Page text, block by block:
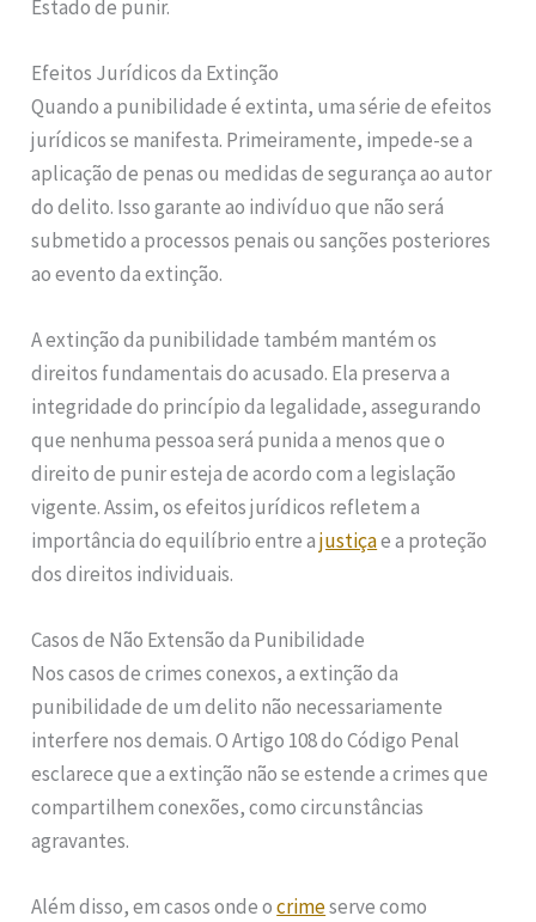
Estado de punir.
Efeitos Jurídicos da Extinção
Quando a punibilidade é extinta, uma série de efeitos
jurídicos se manifesta. Primeiramente, impede-se a
aplicação de penas ou medidas de segurança ao autor
do delito. Isso garante ao indivíduo que não será
submetido a processos penais ou sanções posteriores
ao evento da extinção.
A extinção da punibilidade também mantém os
direitos fundamentais do acusado. Ela preserva a
integridade do princípio da legalidade, assegurando
que nenhuma pessoa será punida a menos que o
direito de punir esteja de acordo com a legislação
vigente. Assim, os efeitos jurídicos refletem a
importância do equilíbrio entre ajustiçae a proteção
dos direitos individuais.
Casos de Não Extensão da Punibilidade
Nos casos de crimes conexos, a extinção da
punibilidade de um delito não necessariamente
interfere nos demais. O Artigo 108 do Código Penal
esclarece que a extinção não se estende a crimes que
compartilhem conexões, como circunstâncias
agravantes.
Além disso, em casos onde ocrimeserve como